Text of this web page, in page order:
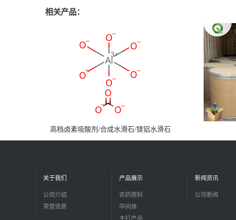
相关产品：
高档卤素吸酸剂/合成水滑石/镁铝水滑石
关于我们
公司介绍
荣誉资质
产品展示
农药原料
中间体
主打产品
新闻资讯
公司新闻